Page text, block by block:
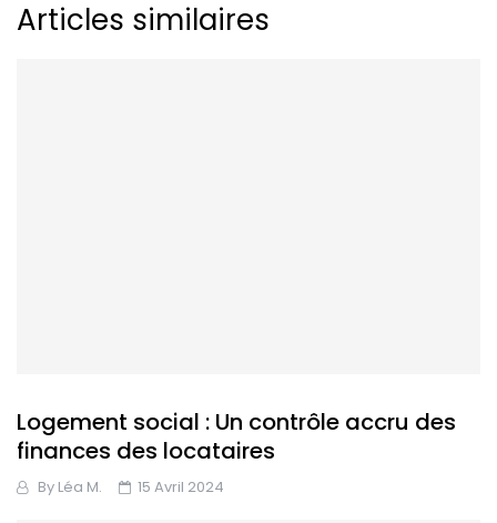
Articles similaires
Logement social : Un contrôle accru des
finances des locataires
By Léa M. 15 Avril 2024